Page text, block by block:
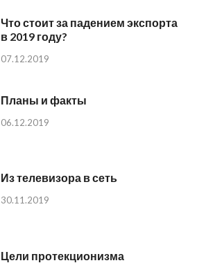
Что стоит за падением экспорта
в 2019 году?
07.12.2019
Планы и факты
06.12.2019
Из телевизора в сеть
30.11.2019
Цели протекционизма